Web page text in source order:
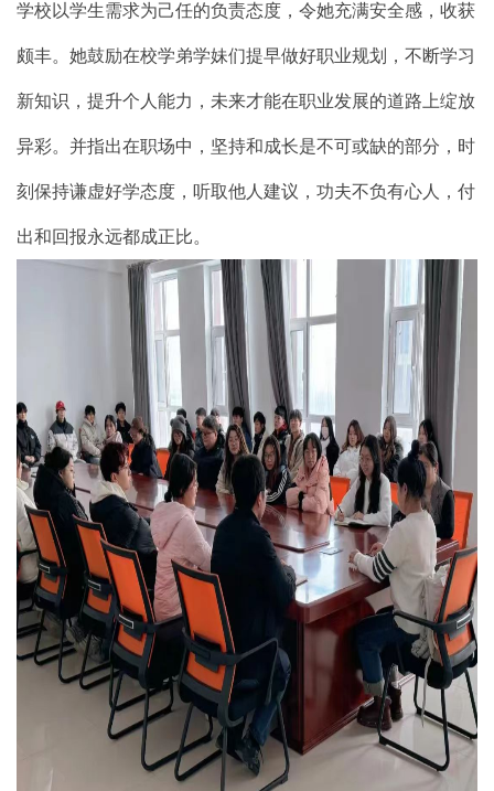
学校以学生需求为己任的负责态度，令她充满安全感，收获
颇丰。她鼓励在校学弟学妹们提早做好职业规划，不断学习
新知识，提升个人能力，未来才能在职业发展的道路上绽放
异彩。并指出在职场中，坚持和成长是不可或缺的部分，时
刻保持谦虚好学态度，听取他人建议，功夫不负有心人，付
出和回报永远都成正比。